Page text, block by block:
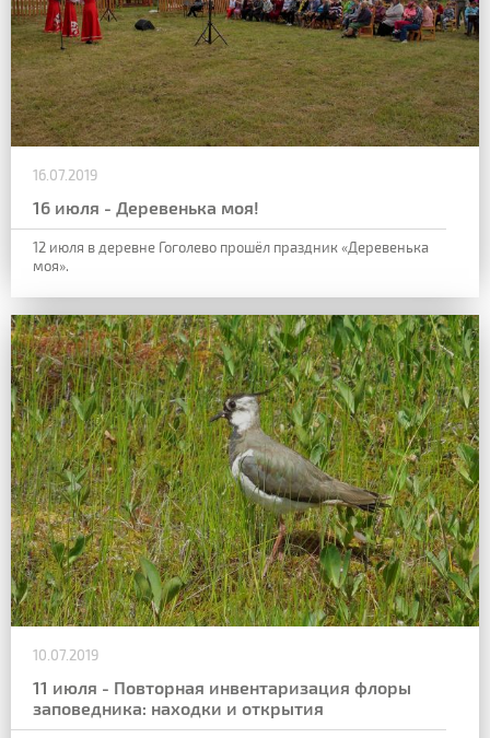
16.07.2019
16 июля - Деревенька моя!
12 июля в деревне Гоголево прошёл праздник «Деревенька
моя».
10.07.2019
11 июля - Повторная инвентаризация флоры
заповедника: находки и открытия